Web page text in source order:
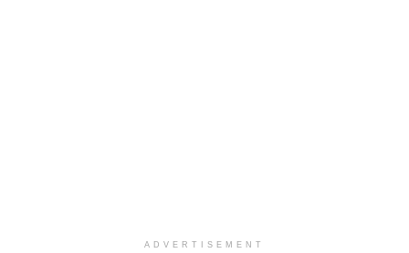
ADVERTISEMENT